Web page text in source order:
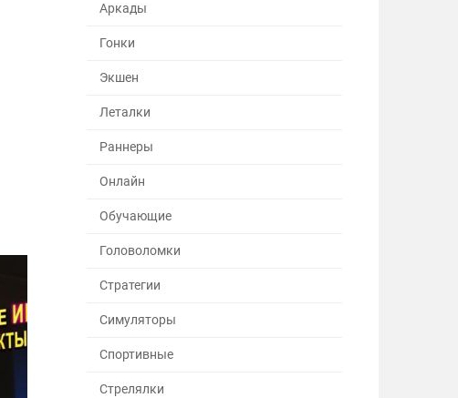
Аркады
Гонки
Экшен
Леталки
Раннеры
Онлайн
Обучающие
Головоломки
Стратегии
Симуляторы
Спортивные
Стрелялки